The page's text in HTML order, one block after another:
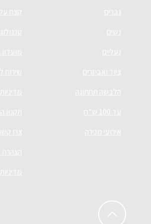
גברים
נשים
נעליים
ציוד ואביזרים
הלבשה תחתונה
עד 100 ש"ח
אירועי מכירה
קצת
שירות
תקנון
צרו
הצהרת